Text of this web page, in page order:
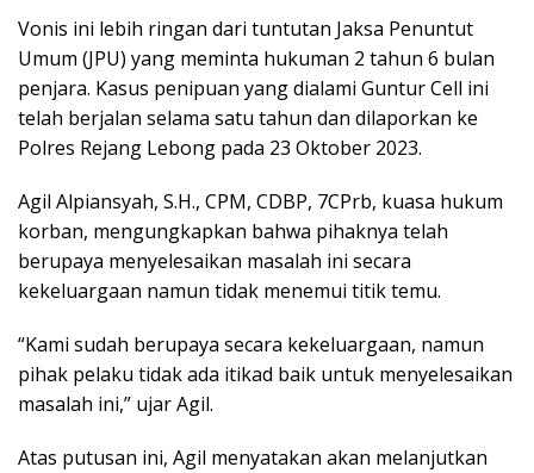
Vonis ini lebih ringan dari tuntutan Jaksa Penuntut
Umum (JPU) yang meminta hukuman 2 tahun 6 bulan
penjara. Kasus penipuan yang dialami Guntur Cell ini
telah berjalan selama satu tahun dan dilaporkan ke
Polres Rejang Lebong pada 23 Oktober 2023.
Agil Alpiansyah, S.H., CPM, CDBP, 7CPrb, kuasa hukum
korban, mengungkapkan bahwa pihaknya telah
berupaya menyelesaikan masalah ini secara
kekeluargaan namun tidak menemui titik temu.
“Kami sudah berupaya secara kekeluargaan, namun
pihak pelaku tidak ada itikad baik untuk menyelesaikan
masalah ini,” ujar Agil.
Atas putusan ini, Agil menyatakan akan melanjutkan